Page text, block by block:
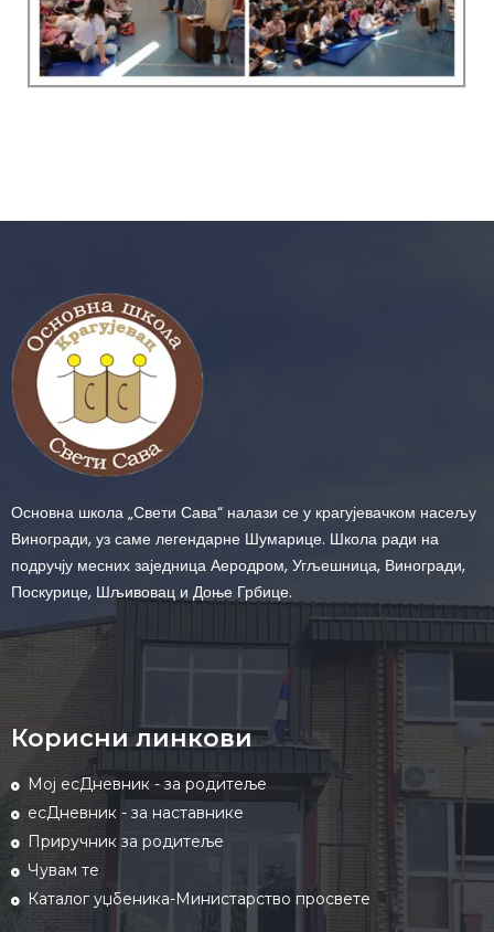
Основна школа „Свети Сава“ налази се у крагујевачком насељу
Виногради, уз саме легендарне Шумарице. Школа ради на
подручју месних заједница Аеродром, Угљешница, Виногради,
Поскурице, Шљивовац и Доње Грбице.
Корисни линкови
Мој есДневник - за родитеље
есДневник - за наставнике
Приручник за родитеље
Чувам те
Каталог уџбеника-Министарство просвете